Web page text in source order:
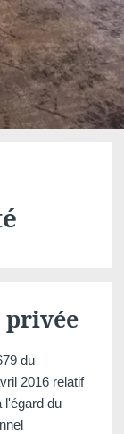
privée
du
2016 relatif
l'égard du
All Suites
la-Neuve, 4*